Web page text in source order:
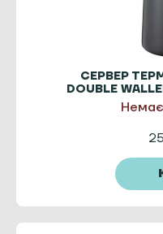
СЕРВЕР
DOUBLE
Немає